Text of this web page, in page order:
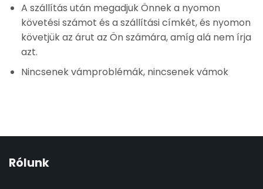
A szállítás után megadjuk Önnek a nyomon
követési számot és a szállítási címkét, és nyomon
követjük az árut az Ön számára, amíg alá nem írja
azt.
Nincsenek vámproblémák, nincsenek vámok
Rólunk